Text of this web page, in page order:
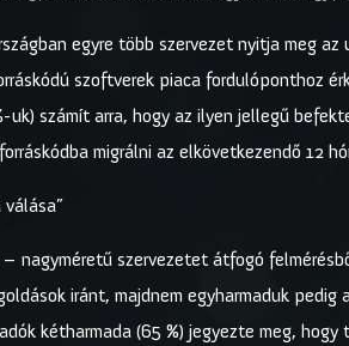
egyre több szervezet nyitja meg
szoftverek piaca fordulóponthoz
számít arra, hogy az ilyen jellegű
migrálni az elkövetkezendő 12
nagyméretű szervezetet átfogó
iránt, majdnem egyharmaduk
kétharmada (65 %) jegyezte meg,